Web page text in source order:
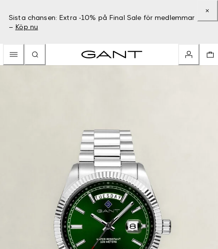
Sista chansen: Extra -10% på Final Sale för medlemmar
– Köp nu